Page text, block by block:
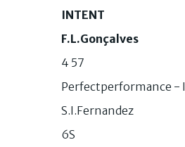
INTENT
F.L.Gonçalves
4 57
Perfectperformance -
S.I.Fernandez
6S